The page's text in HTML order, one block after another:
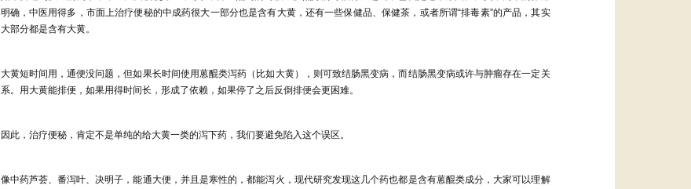
明确，中医用得多，市面上治疗便秘的中成药很大一部分也是含有大黄，还有一些保健品、保健茶，或者所谓“排毒素”的产品，其实
大部分都是含有大黄。
大黄短时间用，通便没问题，但如果长时间使用蒽醌类泻药（比如大黄），则可致结肠黑变病，而结肠黑变病或许与肿瘤存在一定关
系。用大黄能排便，如果用得时间长，形成了依赖，如果停了之后反倒排便会更困难。
因此，治疗便秘，肯定不是单纯的给大黄一类的泻下药，我们要避免陷入这个误区。
像中药芦荟、番泻叶、决明子，能通大便，并且是寒性的，都能泻火，现代研究发现这几个药也都是含有蒽醌类成分，大家可以理解